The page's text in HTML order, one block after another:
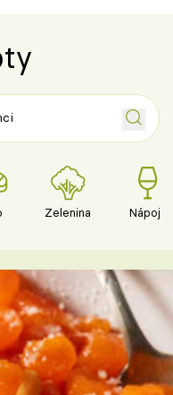
Zelenina Nápoje